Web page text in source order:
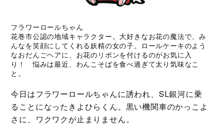
フラワーロールちゃん
花巻市公認の地域キャラクター。大好きなお花の魔法で、み
んなを笑顔にしてくれる妖精の女の子。ロールケーキのよう
なおだんごヘアに、お花のリボンを付けるのがお気に入
り！ 悩みは最近、わんこそばを食べ過ぎて太り気味なこ
と。
今日はフラワーロールちゃんに誘われ、SL銀河に乗
ることになったきよひらくん。黒い機関車のかっこよ
さに、ワクワクが止まりません。